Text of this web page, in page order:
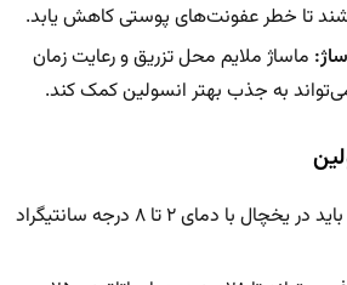
تا خطر عفونت‌های پوستی کاهش یابد.
ماساژ ملایم محل تزریق و رعایت زمان
به جذب بهتر انسولین کمک کند.
انسولین‌های بازنشده باید در یخچال با دمای ۲ تا ۸ درجه سانتیگراد